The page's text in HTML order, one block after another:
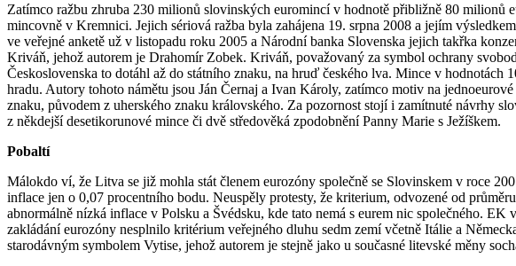
Zatímco ražbu zhruba 230 milionů slovinských euromincí v hodnotě přibližně 80 milionů
mincovně v Kremnici. Jejich sériová ražba byla zahájena 19. srpna 2008 a jejím
ve veřejné anketě už v listopadu roku 2005 a Národní banka Slovenska jejich takřka
Kriváň, jehož autorem je Drahomír Zobek. Kriváň, považovaný za symbol ochrany
Československa to dotáhl až do státního znaku, na hruď českého lva. Mince v
hradu. Autory tohoto námětu jsou Ján Černaj a Ivan Károly, zatímco motiv na
znaku, původem z uherského znaku královského. Za pozornost stojí i zamítnuté návrhy
z někdejší desetikorunové mince či dvě středověká zpodobnění Panny Marie s Ježíškem.
Pobaltí
Málokdo ví, že Litva se již mohla stát členem eurozóny společně se Slovinskem v roce
inflace jen o 0,07 procentního bodu. Neuspěly protesty, že kriterium, odvozené od
abnormálně nízká inflace v Polsku a Švédsku, kde tato nemá s eurem nic společného.
zakládání eurozóny nesplnilo kritérium veřejného dluhu sedm zemí včetně Itálie a
starodávným symbolem Vytise, jehož autorem je stejně jako u současné litevské měny